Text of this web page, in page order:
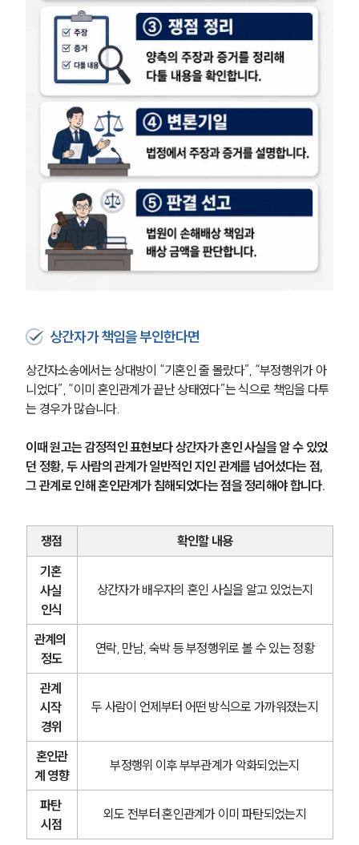
손해배상 · 민사전문변호사
소식/자료
언론보도
공지사항
법률 블로그
뉴스레터/브로슈어
세미나
대륜법률상담예약
상간자가 책임을 부인한다면
상간자소송에서는 상대방이 “기혼인 줄 몰랐다”, “부정행위가 아
니었다”, “이미 혼인관계가 끝난 상태였다”는 식으로 책임을 다투
는 경우가 많습니다.
이때 원고는 감정적인 표현보다 상간자가 혼인 사실을 알 수 있었
던 정황, 두 사람의 관계가 일반적인 지인 관계를 넘어섰다는 점,
그 관계로 인해 혼인관계가 침해되었다는 점을 정리해야 합니다.
쟁점
확인할 내용
기혼
사실
인식
상간자가 배우자의 혼인 사실을 알고 있었는지
관계의
정도
연락, 만남, 숙박 등 부정행위로 볼 수 있는 정황
관계
시작
경위
두 사람이 언제부터 어떤 방식으로 가까워졌는지
혼인관
계 영향
부정행위 이후 부부관계가 악화되었는지
파탄
시점
외도 전부터 혼인관계가 이미 파탄되었는지